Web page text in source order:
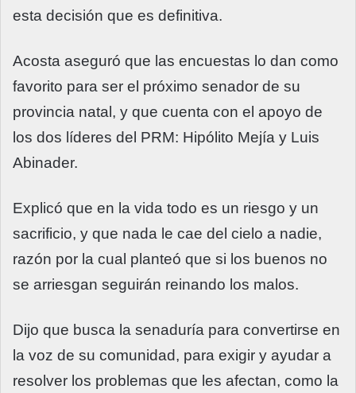
esta decisión que es definitiva.
Acosta aseguró que las encuestas lo dan como
favorito para ser el próximo senador de su
provincia natal, y que cuenta con el apoyo de
los dos líderes del PRM: Hipólito Mejía y Luis
Abinader.
Explicó que en la vida todo es un riesgo y un
sacrificio, y que nada le cae del cielo a nadie,
razón por la cual planteó que si los buenos no
se arriesgan seguirán reinando los malos.
Dijo que busca la senaduría para convertirse en
la voz de su comunidad, para exigir y ayudar a
resolver los problemas que les afectan, como la